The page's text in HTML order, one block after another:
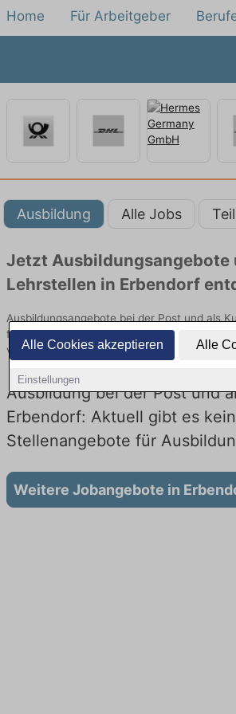
Alle Cookies akzeptieren Alle
Einstellungen
Home Für Arbeitgeber
Ausbildung Alle Jobs
Jetzt Ausbildungsangebote
Lehrstellen in Erbendorf
Ausbildungsangebote bei der Post und als
finden Sie von namhaften Firmen.
von Top-Arbeitgebern und bewerben Sie
Ausbildung bei der Post und
Erbendorf: Aktuell gibt es
Stellenangebote für
Weitere Jobangebote in